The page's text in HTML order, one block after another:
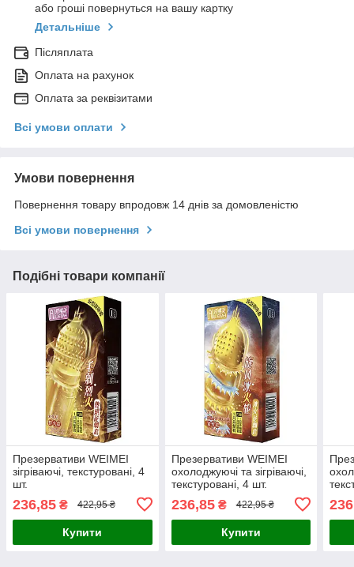
або гроші повернуться на вашу картку
Детальніше
Післяплата
Оплата на рахунок
Оплата за реквізитами
Всі умови оплати
Умови повернення
Повернення товару впродовж 14 днів за домовленістю
Всі умови повернення
Подібні товари компанії
Презервативи WEIMEI
зігріваючі, текстуровані, 4
шт.
236,85 ₴ 422,95 ₴
Купити
Презервативи WEIMEI
охолоджуючі та зігріваючі,
текстуровані, 4 шт.
236,85₴ 422,95 ₴
Купити